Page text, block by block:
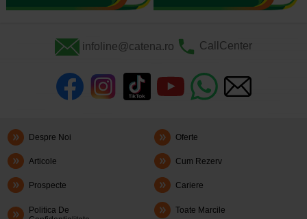
infoline@catena.ro CallCenter
Despre Noi Oferte
Articole Cum Rezerv
Prospecte Cariere
Politica De
Toate Marcile